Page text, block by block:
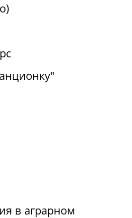
в аграрном